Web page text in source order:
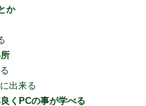
か
出来る
くPCの事が学べる